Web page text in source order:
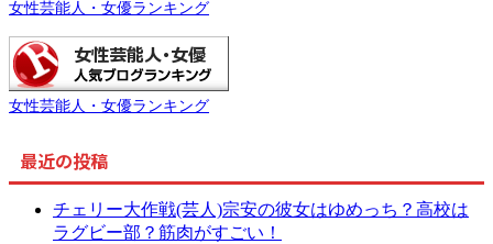
女性芸能人・女優ランキング
女性芸能人・女優ランキング
最近の投稿
チェリー大作戦(芸人)宗安の彼女はゆめっち？高校は
ラグビー部？筋肉がすごい！